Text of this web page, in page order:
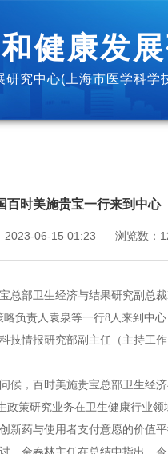
健康发
研究中心(上海市医学科学
百时美施贵宝一行来到中心
2023-06-15 01:23 浏览数：
部卫生经济与结果研究副总
略负责人袁泉等一行8人来到
技情报研究部副主任（主持工
候，百时美施贵宝总部卫生经
政策研究业务在卫生健康行业
新药与使用者支付意愿的价值